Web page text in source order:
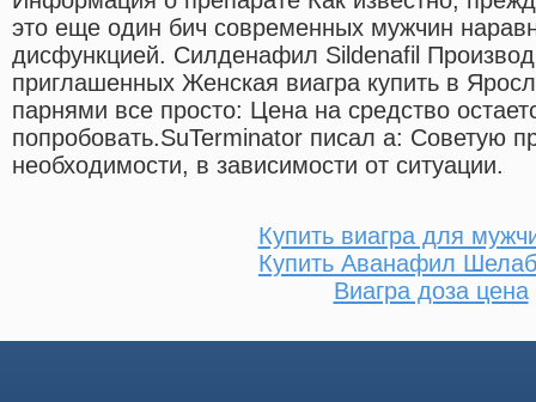
это еще один бич современных мужчин
дисфункцией. Силденафил Sildenafil
приглашенных Женская виагра купить в
парнями все просто: Цена на средство
попробовать.SuTerminator писал а: Советую
необходимости, в зависимости от ситуации.
Купить виагра для
Купить Аванафил
Виагра доза цена